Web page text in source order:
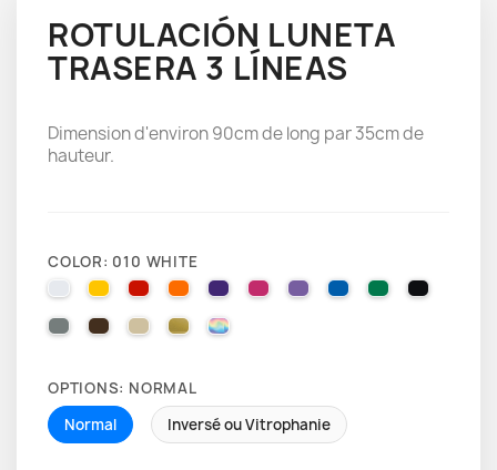
ROTULACIÓN LUNETA
TRASERA 3 LÍNEAS
Dimension d'environ 90cm de long par 35cm de
hauteur.
COLOR: 010 WHITE
010 WHITE025 BRIMSTONE YELLOW
031 RED035 PASTEL ORANGE
040 VIOLET
041 PINK043 LAVENDER
051 GENTIAN BLUE
061 GREEN
070
071 GREY080 BROWN
082 BEIGE
091 GOLD000 HOLOGRAPHIQUE
OPTIONS: NORMAL
Normal
Inversé ou Vitrophanie